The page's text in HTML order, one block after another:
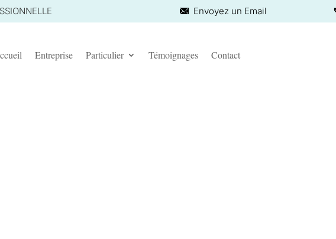
Envoyez un Email
Entreprise Particulier Témoignages Contact